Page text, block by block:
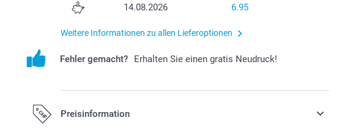
14.08.2026 6.95
Weitere Informationen zu allen Lieferoptionen
Fehler gemacht? Erhalten Sie einen gratis Neudruck!
Preisinformation